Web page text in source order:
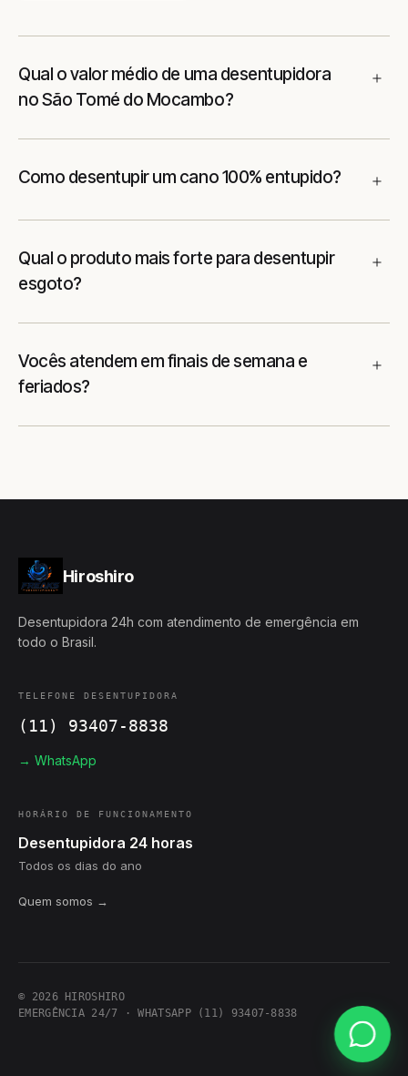
Qual o valor médio de uma desentupidora
no São Tomé do Mocambo?
Como desentupir um cano 100% entupido?
Qual o produto mais forte para desentupir
esgoto?
Vocês atendem em finais de semana e
feriados?
Hiroshiro
Desentupidora 24h com atendimento de emergência em
todo o Brasil.
TELEFONE DESENTUPIDORA
(11) 93407-8838
→ WhatsApp
HORÁRIO DE FUNCIONAMENTO
Desentupidora 24 horas
Todos os dias do ano
Quem somos →
© 2026 HIROSHIRO
EMERGÊNCIA 24/7 · WHATSAPP (11) 93407-8838